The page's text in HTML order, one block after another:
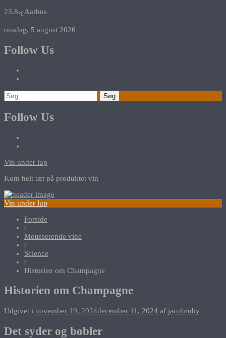
23.8℃Aarhus
onsdag, 5 august 2026
Follow Us
Søg
efter:
Follow Us
Vin under lup
Kom helt tæt på produktet vin
Vin under lup
Forside
/
Mousserende vine
/
Science
/
Historien om Champagne
Historien om Champagne
Udgivet i november 19, 2024december 11, 2024 af jacobruby
Det syder og bobler